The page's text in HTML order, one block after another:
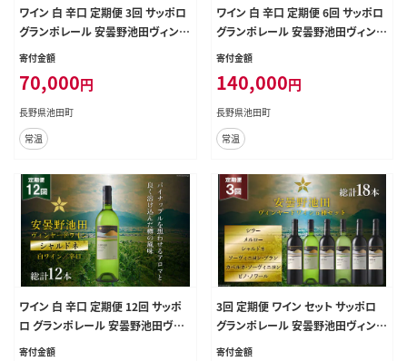
ワイン 白 辛口 定期便 3回 サッポロ
グランポレール 安曇野池田ヴィンヤ
ード「シャルドネ」750ml 総計3本 白
ュラルマルシェ ソヨソヨ / 長野県 池
田町 [48110861]
寄付金額
70,000円
長野県池田町
常温
ワイン 白 辛口 定期便 6回 サッポロ
グランポレール 安曇野池田ヴィンヤ
ード「シャルドネ」750ml 総計6本 白
ュラルマルシェ ソヨソヨ / 長野県 池
田町 [48110862]
寄付金額
140,000円
長野県池田町
常温
ワイン 白 辛口 定期便 12回 サッポ
ロ グランポレール 安曇野池田ヴィ
ンヤード「シャルドネ」750ml 総計1
寄付金額
3回 定期便 ワイン セット サッポロ
グランポレール 安曇野池田ヴィンヤ
ード 6種 各750ml 総計18本 飲み比
寄付金額